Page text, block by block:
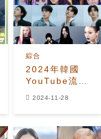
2024年韓國
YouTube流媒
體播放量最高
綜合
2024-11-28